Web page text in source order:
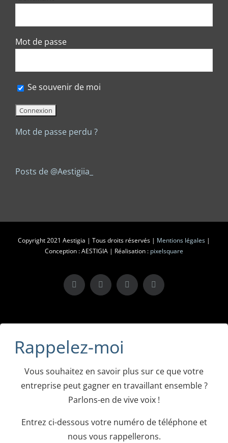
Mot de passe
Se souvenir de moi
Mot de passe perdu ?
Posts de @Aestigiia_
Copyright 2021 Aestigia | Tous droits réservés | Mentions légales |
Conception : AESTIGIA | Réalisation : pixelsquare
X LinkedInInstagramFacebook
Rappelez-moi
Vous souhaitez en savoir plus sur ce que votre
entreprise peut gagner en travaillant ensemble ?
Parlons-en de vive voix !
Entrez ci-dessous votre numéro de téléphone et
nous vous rappellerons.